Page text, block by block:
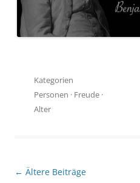
Kategorien
Personen · Freude ·
Alter
Beitragsnavigation
← Ältere Beiträge